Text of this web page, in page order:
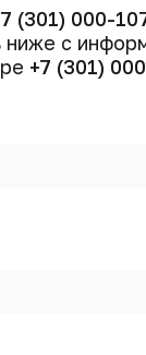
(301) 000-
ниже с
+7 (301)